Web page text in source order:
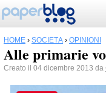
HOME › SOCIETÀ › OPINIONI
Alle primarie
Creato il 04 dicembre 2013 da